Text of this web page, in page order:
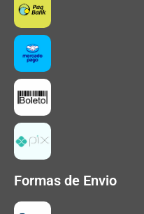
Formas de Envio